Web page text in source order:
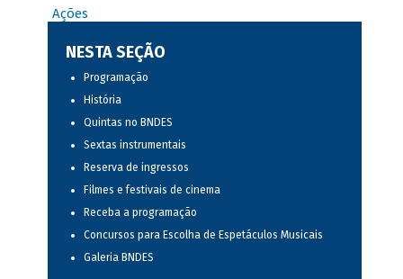
Ações
NESTA SEÇÃO
Programação
História
Quintas no BNDES
Sextas instrumentais
Reserva de ingressos
Filmes e festivais de cinema
Receba a programação
Concursos para Escolha de Espetáculos Musicais
Galeria BNDES